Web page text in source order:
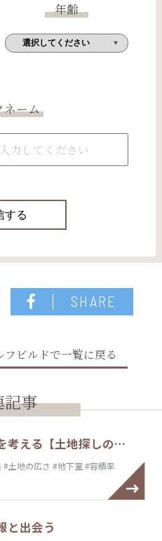
年齢
ネーム
SHARE
ビルドで一覧に戻る
記事
考える【土地探しの…
#土地の広さ #地下室 #容積率
と出会う